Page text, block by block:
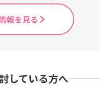
報を見る
している方へ